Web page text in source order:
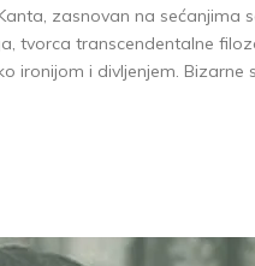
zasnovan na sećanjima
tvorca transcendentalne
ironijom i divljenjem. Bizarne